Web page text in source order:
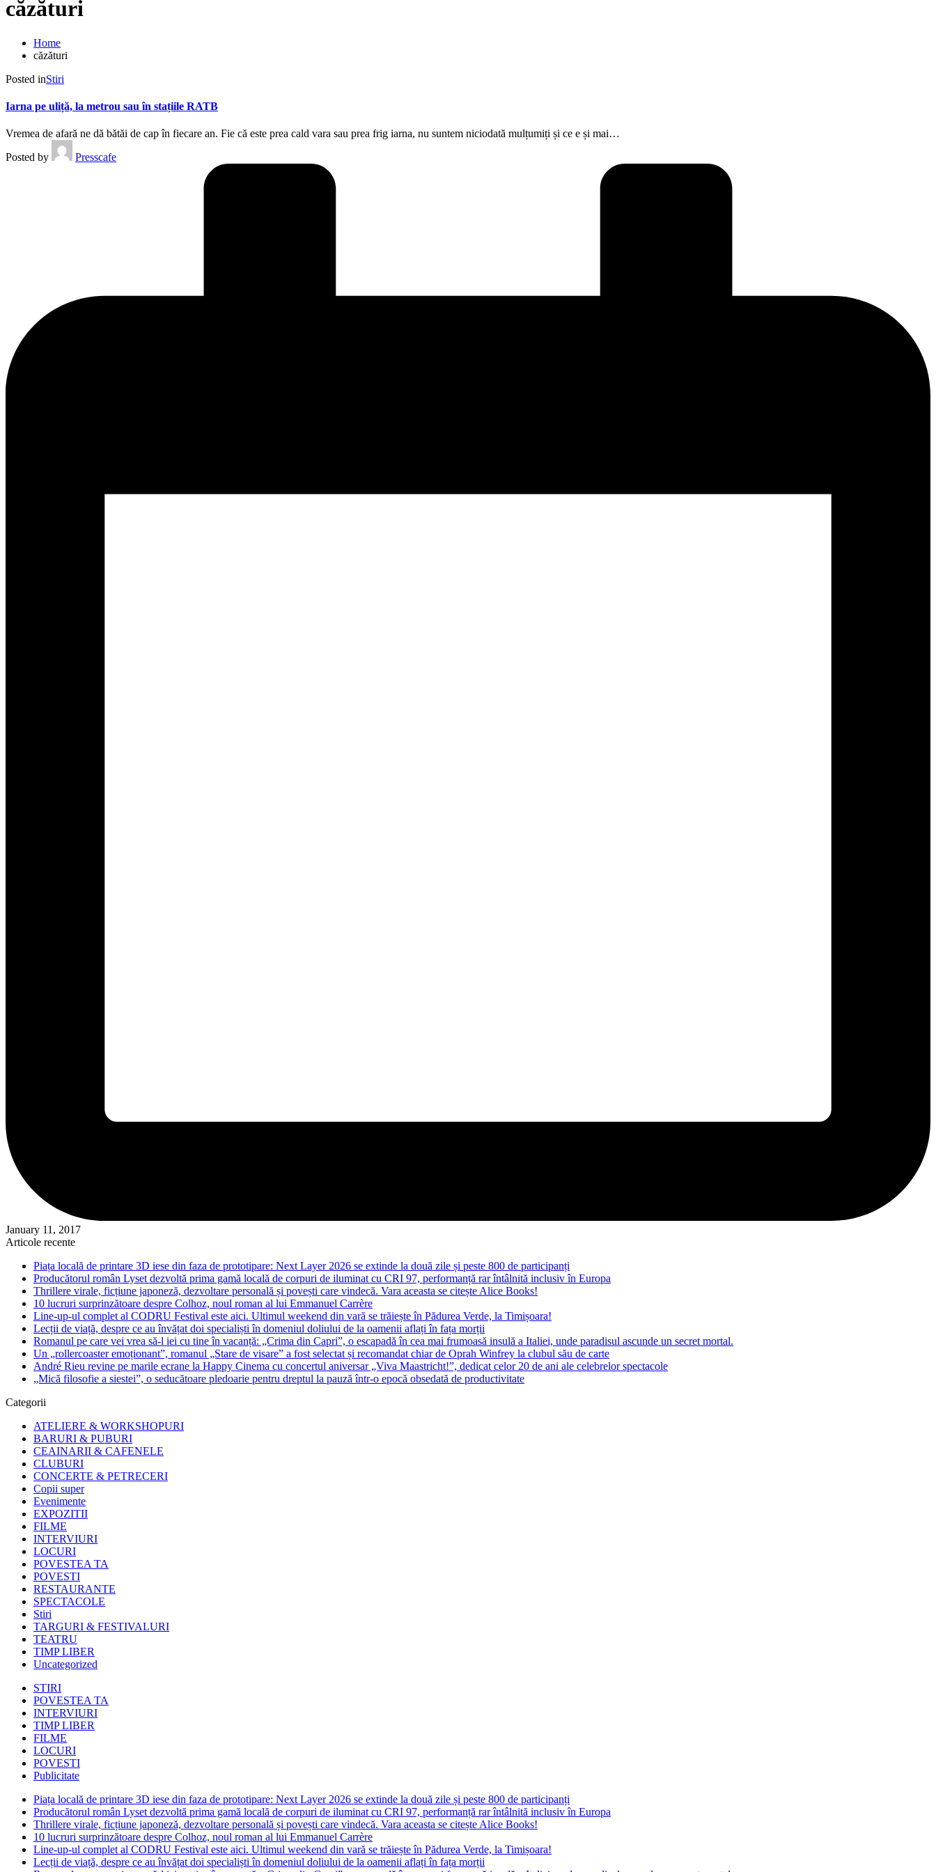
căzături
Home
căzături
Posted inStiri
Iarna pe uliță, la metrou sau în stațiile RATB
Vremea de afară ne dă bătăi de cap în fiecare an. Fie că este prea cald vara sau prea frig iarna, nu suntem niciodată mulțumiți și ce e și mai…
Posted by
Presscafe
January 11, 2017
Articole recente
Piața locală de printare 3D iese din faza de prototipare: Next Layer 2026 se extinde la două zile și peste 800 de participanți
Producătorul român Lyset dezvoltă prima gamă locală de corpuri de iluminat cu CRI 97, performanță rar întâlnită inclusiv în Europa
Thrillere virale, ficțiune japoneză, dezvoltare personală și povești care vindecă. Vara aceasta se citește Alice Books!
10 lucruri surprinzătoare despre Colhoz, noul roman al lui Emmanuel Carrère
Line-up-ul complet al CODRU Festival este aici. Ultimul weekend din vară se trăiește în Pădurea Verde, la Timișoara!
Lecții de viață, despre ce au învățat doi specialiști în domeniul doliului de la oamenii aflați în fața morții
Romanul pe care vei vrea să-l iei cu tine în vacanță: „Crima din Capri”, o escapadă în cea mai frumoasă insulă a Italiei, unde paradisul ascunde un secret mortal.
Un „rollercoaster emoționant”, romanul „Stare de visare” a fost selectat și recomandat chiar de Oprah Winfrey la clubul său de carte
André Rieu revine pe marile ecrane la Happy Cinema cu concertul aniversar „Viva Maastricht!”, dedicat celor 20 de ani ale celebrelor spectacole
„Mică filosofie a siestei”, o seducătoare pledoarie pentru dreptul la pauză într-o epocă obsedată de productivitate
Categorii
ATELIERE & WORKSHOPURI
BARURI & PUBURI
CEAINARII & CAFENELE
CLUBURI
CONCERTE & PETRECERI
Copii super
Evenimente
EXPOZITII
FILME
INTERVIURI
LOCURI
POVESTEA TA
POVESTI
RESTAURANTE
SPECTACOLE
Stiri
TARGURI & FESTIVALURI
TEATRU
TIMP LIBER
Uncategorized
STIRI
POVESTEA TA
INTERVIURI
TIMP LIBER
FILME
LOCURI
POVESTI
Publicitate
Piața locală de printare 3D iese din faza de prototipare: Next Layer 2026 se extinde la două zile și peste 800 de participanți
Producătorul român Lyset dezvoltă prima gamă locală de corpuri de iluminat cu CRI 97, performanță rar întâlnită inclusiv în Europa
Thrillere virale, ficțiune japoneză, dezvoltare personală și povești care vindecă. Vara aceasta se citește Alice Books!
10 lucruri surprinzătoare despre Colhoz, noul roman al lui Emmanuel Carrère
Line-up-ul complet al CODRU Festival este aici. Ultimul weekend din vară se trăiește în Pădurea Verde, la Timișoara!
Lecții de viață, despre ce au învățat doi specialiști în domeniul doliului de la oamenii aflați în fața morții